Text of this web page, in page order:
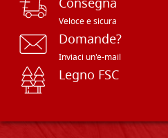
Consegna
Veloce e sicura
Domande?
Inviaci un'e-mail
Legno FSC